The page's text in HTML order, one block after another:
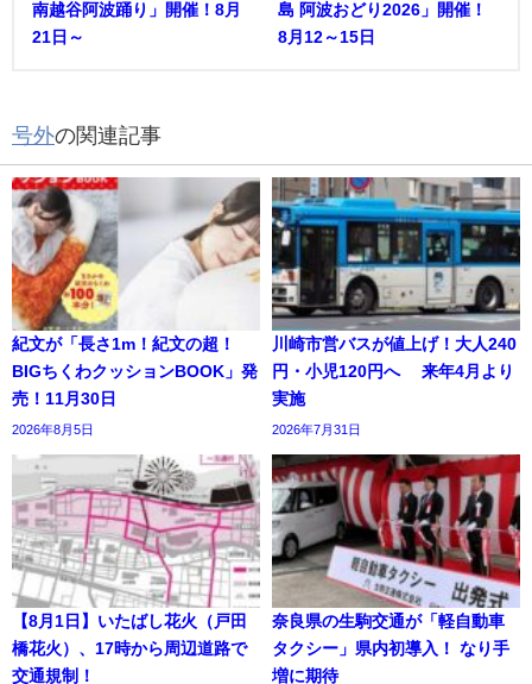
南越谷阿波踊り」開催！8月
21日～
島 阿波おどり2026」開催！
8月12～15日
号外の関連記事
紀文が「長さ1m！紀文の超！
BIGちくわクッションBOOK」発
売！11月30日
2026年8月5日
川崎市営バスが値上げ！大人240
円・小児120円へ 来年4月より
実施
2026年7月31日
【8月1日】いたばし花火（戸田
橋花火）、17時から周辺道路で
交通規制！
奈良県の生駒交通が「軽自動車
タクシー」県内初導入！ なり手
増に期待